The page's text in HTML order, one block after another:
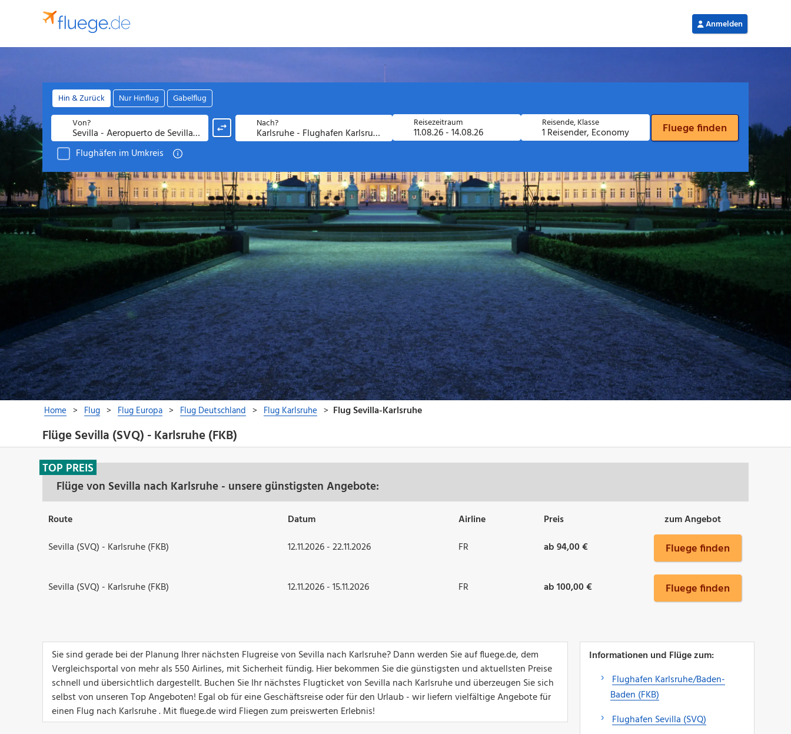
Flüge Sevilla (SVQ) - Karlsruhe (FKB)
Flüge von Sevilla nach Karlsruhe - unsere günstigsten Angebote:
TOP PREIS
Route Datum Airline Preis
zum Angebot
Sevilla (SVQ) - Karlsruhe (FKB)
12.11.2026 - 22.11.2026 FR ab 94,00 € Fluege finden
Sevilla (SVQ) - Karlsruhe (FKB) 12.11.2026 - 15.11.2026 FR ab 100,00 € Fluege finden
Sie sind gerade bei der Planung Ihrer nächsten Flugreise von Sevilla nach Karlsruhe? Dann werden Sie auf fluege.de, dem
Vergleichsportal von mehr als 550 Airlines, mit Sicherheit fündig. Hier bekommen Sie die günstigsten und aktuellsten Preise
schnell und übersichtlich dargestellt. Buchen Sie Ihr nächstes Flugticket von Sevilla nach Karlsruhe und überzeugen Sie sich
selbst von unseren Top Angeboten! Egal ob für eine Geschäftsreise oder für den Urlaub - wir liefern vielfältige Angebote für
einen Flug nach Karlsruhe . Mit fluege.de wird Fliegen zum preiswerten Erlebnis!
Informationen und Flüge zum:
Flughafen Karlsruhe/Baden-
Baden (FKB)
Flughafen Sevilla (SVQ)